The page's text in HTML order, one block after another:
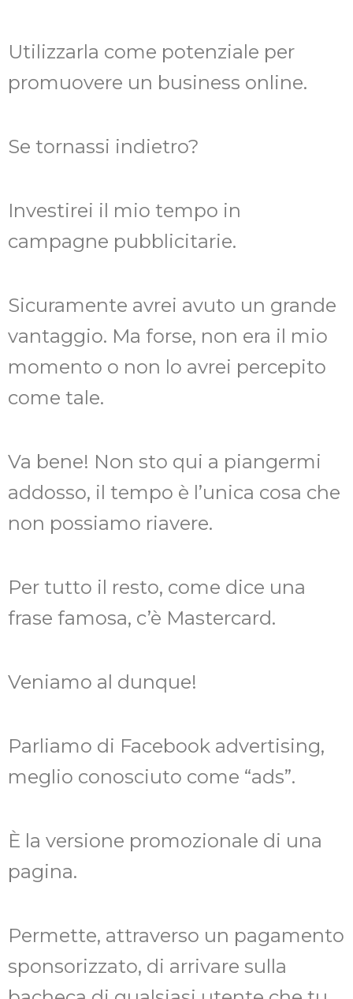
Utilizzarla come potenziale per
promuovere un business online.
Se tornassi indietro?
Investirei il mio tempo in
campagne pubblicitarie.
Sicuramente avrei avuto un grande
vantaggio. Ma forse, non era il mio
momento o non lo avrei percepito
come tale.
Va bene! Non sto qui a piangermi
addosso, il tempo è l’unica cosa che
non possiamo riavere.
Per tutto il resto, come dice una
frase famosa, c’è Mastercard.
Veniamo al dunque!
Parliamo di Facebook advertising,
meglio conosciuto come “ads”.
È la versione promozionale di una
pagina.
Permette, attraverso un pagamento
sponsorizzato, di arrivare sulla